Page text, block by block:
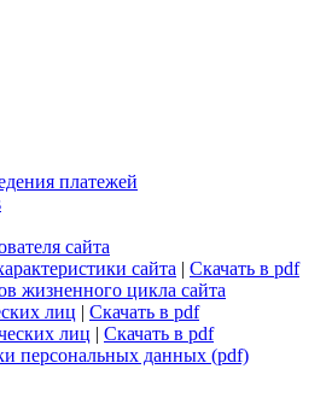
платежей
сайта
сайта | Скачать в pdf
жизненного цикла сайта
лиц | Скачать в pdf
лиц | Скачать в pdf
персональных данных (pdf)